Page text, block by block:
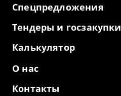
Спецпредложения
Тендеры и госзакупки
Калькулятор
О нас
Контакты